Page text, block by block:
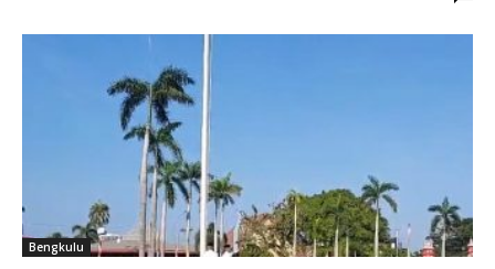
Bengkulu